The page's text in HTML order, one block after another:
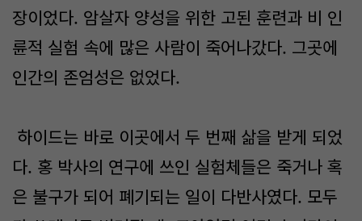
장이었다. 암살자 양성을 위한 고된 훈련과 비 인
륜적 실험 속에 많은 사람이 죽어나갔다. 그곳에
인간의 존엄성은 없었다.
하이드는 바로 이곳에서 두 번째 삶을 받게 되었
다. 홍 박사의 연구에 쓰인 실험체들은 죽거나 혹
은 불구가 되어 폐기되는 일이 다반사였다. 모두